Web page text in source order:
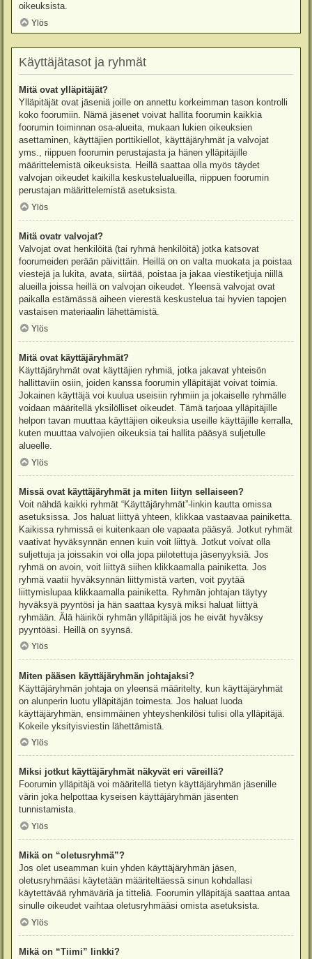
oikeuksista.
Ylös
Käyttäjätasot ja ryhmät
Mitä ovat ylläpitäjät?
Ylläpitäjät ovat jäseniä joille on annettu korkeimman tason kontrolli
koko foorumiin. Nämä jäsenet voivat hallita foorumin kaikkia
foorumin toiminnan osa-alueita, mukaan lukien oikeuksien
asettaminen, käyttäjien porttikiellot, käyttäjäryhmät ja valvojat
yms., riippuen foorumin perustajasta ja hänen ylläpitäjille
määrittelemistä oikeuksista. Heillä saattaa olla myös täydet
valvojan oikeudet kaikilla keskustelualueilla, riippuen foorumin
perustajan määrittelemistä asetuksista.
Ylös
Mitä ovatr valvojat?
Valvojat ovat henkilöitä (tai ryhmä henkilöitä) jotka katsovat
foorumeiden perään päivittäin. Heillä on on valta muokata ja poistaa
viestejä ja lukita, avata, siirtää, poistaa ja jakaa viestiketjuja niillä
alueilla joissa heillä on valvojan oikeudet. Yleensä valvojat ovat
paikalla estämässä aiheen vierestä keskustelua tai hyvien tapojen
vastaisen materiaalin lähettämistä.
Ylös
Mitä ovat käyttäjäryhmät?
Käyttäjäryhmät ovat käyttäjien ryhmiä, jotka jakavat yhteisön
hallittaviin osiin, joiden kanssa foorumin ylläpitäjät voivat toimia.
Jokainen käyttäjä voi kuulua useisiin ryhmiin ja jokaiselle ryhmälle
voidaan määritellä yksilölliset oikeudet. Tämä tarjoaa ylläpitäjille
helpon tavan muuttaa käyttäjien oikeuksia useille käyttäjille kerralla,
kuten muuttaa valvojien oikeuksia tai hallita pääsyä suljetulle
alueelle.
Ylös
Missä ovat käyttäjäryhmät ja miten liityn sellaiseen?
Voit nähdä kaikki ryhmät “Käyttäjäryhmät”-linkin kautta omissa
asetuksissa. Jos haluat liittyä yhteen, klikkaa vastaavaa painiketta.
Kaikissa ryhmissä ei kuitenkaan ole vapaata pääsyä. Jotkut ryhmät
vaativat hyväksynnän ennen kuin voit liittyä. Jotkut voivat olla
suljettuja ja joissakin voi olla jopa piilotettuja jäsenyyksiä. Jos
ryhmä on avoin, voit liittyä siihen klikkaamalla painiketta. Jos
ryhmä vaatii hyväksynnän liittymistä varten, voit pyytää
liittymislupaa klikkaamalla painiketta. Ryhmän johtajan täytyy
hyväksyä pyyntösi ja hän saattaa kysyä miksi haluat liittyä
ryhmään. Älä häiriköi ryhmän ylläpitäjiä jos he eivät hyväksy
pyyntöäsi. Heillä on syynsä.
Ylös
Miten pääsen käyttäjäryhmän johtajaksi?
Käyttäjäryhmän johtaja on yleensä määritelty, kun käyttäjäryhmät
on alunperin luotu ylläpitäjän toimesta. Jos haluat luoda
käyttäjäryhmän, ensimmäinen yhteyshenkilösi tulisi olla ylläpitäjä.
Kokeile yksityisviestin lähettämistä.
Ylös
Miksi jotkut käyttäjäryhmät näkyvät eri väreillä?
Foorumin ylläpitäjä voi määritellä tietyn käyttäjäryhmän jäsenille
värin joka helpottaa kyseisen käyttäjäryhmän jäsenten
tunnistamista.
Ylös
Mikä on “oletusryhmä”?
Jos olet useamman kuin yhden käyttäjäryhmän jäsen,
oletusryhmääsi käytetään määriteltäessä sinun kohdallasi
käytettävää ryhmäväriä ja titteliä. Foorumin ylläpitäjä saattaa antaa
sinulle oikeudet vaihtaa oletusryhmääsi omista asetuksista.
Ylös
Mikä on “Tiimi” linkki?